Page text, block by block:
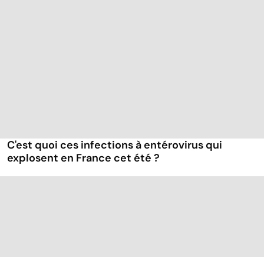
C'est quoi ces infections à entérovirus qui
explosent en France cet été ?